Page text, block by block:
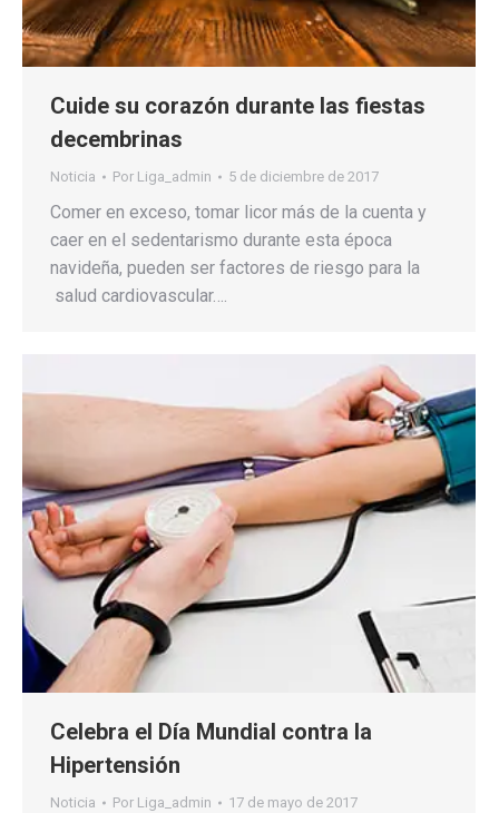
Cuide su corazón durante las fiestas
decembrinas
Noticia Por Liga_admin 5 de diciembre de 2017
Comer en exceso, tomar licor más de la cuenta y
caer en el sedentarismo durante esta época
navideña, pueden ser factores de riesgo para la
salud cardiovascular….
Celebra el Día Mundial contra la
Hipertensión
Noticia Por Liga_admin 17 de mayo de 2017